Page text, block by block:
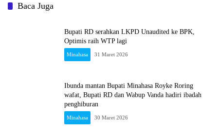
Baca Juga
Bupati RD serahkan LKPD Unaudited ke BPK,
Optimis raih WTP lagi
Minahasa 31 Maret 2026
Ibunda mantan Bupati Minahasa Royke Roring
wafat, Bupati RD dan Wabup Vanda hadiri ibadah
penghiburan
Minahasa 30 Maret 2026